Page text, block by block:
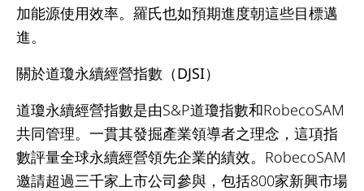
加能源使用效率。羅氏也如預期進度朝這些目標邁
進。
關於道瓊永續經營指數（DJSI）
道瓊永續經營指數是由S&P道瓊指數和RobecoSAM
共同管理。一貫其發掘產業領導者之理念，這項指
數評量全球永續經營領先企業的績效。RobecoSAM
邀請超過三千家上市公司參與，包括800家新興市場